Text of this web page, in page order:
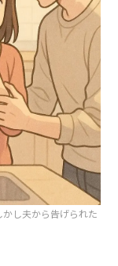
し夫から告げられた